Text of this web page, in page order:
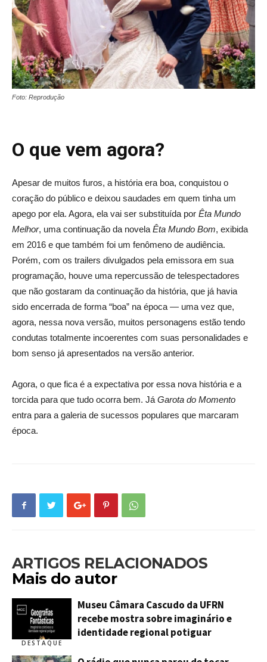
Foto: Reprodução
O que vem agora?
Apesar de muitos furos, a história era boa, conquistou o
coração do público e deixou saudades em quem tinha um
apego por ela. Agora, ela vai ser substituída por Êta Mundo
Melhor, uma continuação da novela Êta Mundo Bom, exibida
em 2016 e que também foi um fenômeno de audiência.
Porém, com os trailers divulgados pela emissora em sua
programação, houve uma repercussão de telespectadores
que não gostaram da continuação da história, que já havia
sido encerrada de forma “boa” na época — uma vez que,
agora, nessa nova versão, muitos personagens estão tendo
condutas totalmente incoerentes com suas personalidades e
bom senso já apresentados na versão anterior.
Agora, o que fica é a expectativa por essa nova história e a
torcida para que tudo ocorra bem. Já Garota do Momento
entra para a galeria de sucessos populares que marcaram
época.
ARTIGOS RELACIONADOS
Mais do autor
DESTAQUE
Museu Câmara Cascudo da UFRN
recebe mostra sobre imaginário e
identidade regional potiguar